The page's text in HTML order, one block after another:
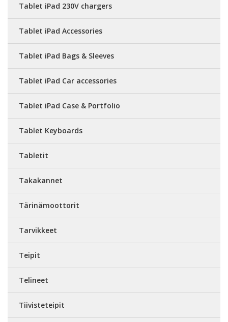
Tablet iPad 230V chargers
Tablet iPad Accessories
Tablet iPad Bags & Sleeves
Tablet iPad Car accessories
Tablet iPad Case & Portfolio
Tablet Keyboards
Tabletit
Takakannet
Tärinämoottorit
Tarvikkeet
Teipit
Telineet
Tiivisteteipit